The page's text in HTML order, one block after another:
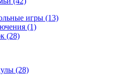
игры (13)
(1)
(28)
(28)